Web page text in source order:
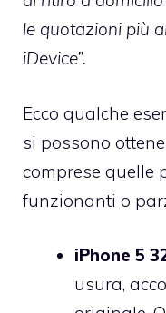
le quotazioni più
iDevice”.
Ecco qualche
si possono
comprese quelle
funzionanti o
iPhone 5
usura,